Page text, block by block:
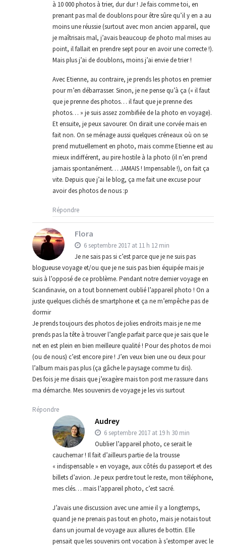
à 10 000 photos à trier, dur dur ! Je fais comme toi, en
prenant pas mal de doublons pour être sûre qu’il y en a au
moins une réussie (surtout avec mon ancien appareil, que
je maîtrisais mal, j’avais beaucoup de photo mal mises au
point, il fallait en prendre sept pour en avoir une correcte !).
Mais plus j’ai de doublons, moins j’ai envie de trier !
Avec Etienne, au contraire, je prends les photos en premier
pour m’en débarrasser. Sinon, je ne pense qu’à ça (« il faut
que je prenne des photos… il faut que je prenne des
photos… » je suis assez zombifiée de la photo en voyage).
Et ensuite, je peux savourer. On dirait une corvée mais en
fait non. On se ménage aussi quelques créneaux où on se
prend mutuellement en photo, mais comme Etienne est au
mieux indifférent, au pire hostile à la photo (il n’en prend
jamais spontanément… JAMAIS ! Impensable !), on fait ça
vite. Depuis que j’ai le blog, ça me fait une excuse pour
avoir des photos de nous :p
Répondre
Flora
6 septembre 2017 at 11 h 12 min
Je ne sais pas si c’est parce que je ne suis pas
blogueuse voyage et/ou que je ne suis pas bien équipée mais je
suis à l’opposé de ce problème. Pendant notre dernier voyage en
Scandinavie, on a tout bonnement oublié l’appareil photo ! On a
juste quelques clichés de smartphone et ça ne m’empêche pas de
dormir
Je prends toujours des photos de jolies endroits mais je ne me
prends pas la tête à trouver l’angle parfait parce que je sais que le
net en est plein en bien meilleure qualité ! Pour des photos de moi
(ou de nous) c’est encore pire ! J’en veux bien une ou deux pour
l’album mais pas plus (ça gâche le paysage comme tu dis).
Des fois je me disais que j’exagère mais ton post me rassure dans
ma démarche. Mes souvenirs de voyage je les vis surtout
Répondre
Audrey
6 septembre 2017 at 19 h 30 min
Oublier l’appareil photo, ce serait le
cauchemar ! Il fait d’ailleurs partie de la trousse
« indispensable » en voyage, aux côtés du passeport et des
billets d’avion. Je peux perdre tout le reste, mon téléphone,
mes clés… mais l’appareil photo, c’est sacré.
J’avais une discussion avec une amie il y a longtemps,
quand je ne prenais pas tout en photo, mais je notais tout
dans un journal de voyage aux allures de bottin. Elle
pensait que les souvenirs ont vocation à s’estomper avec le